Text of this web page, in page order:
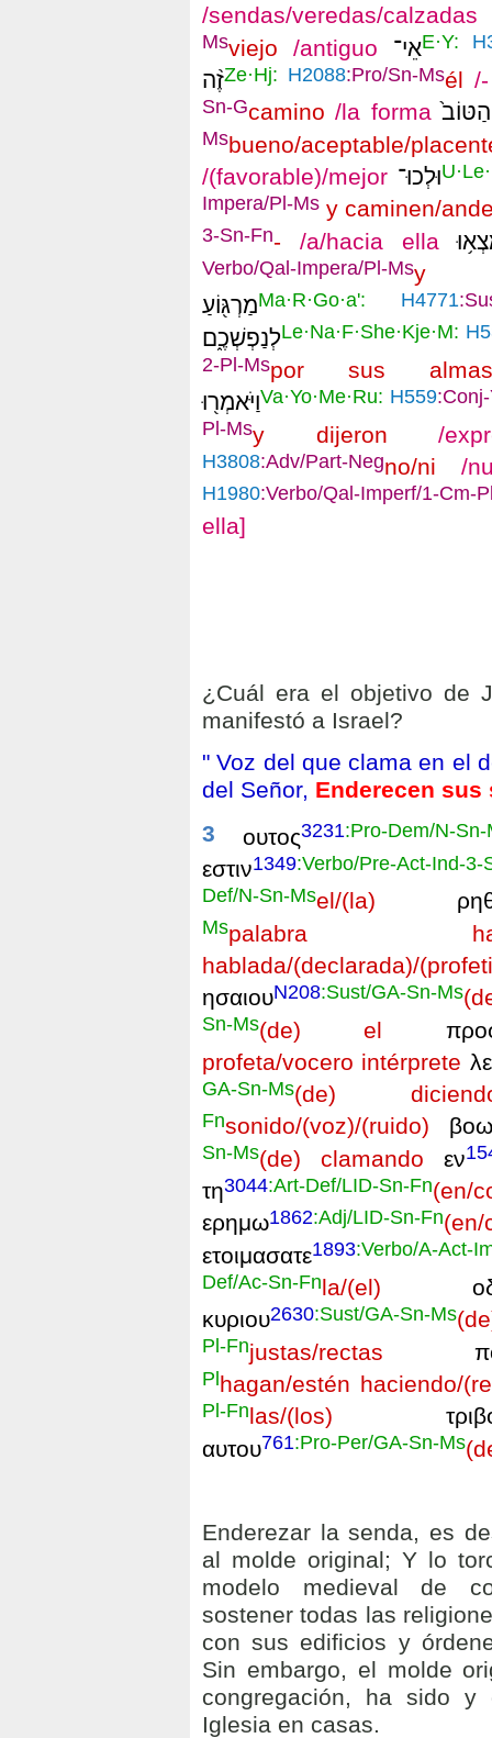
/sendas/veredas/calzadas
Msviejo /antiguo אֵי־E·Y:
זֶ֨הZe·Hj: H2088:Pro/Sn-Msél /-
Sn-Gcamino /la forma הַטּוֹב֙
Msbueno/aceptable/
/(favorable)/mejor וּלְכוּ־
Impera/Pl-Ms y caminen/
3-Sn-Fn- /a/hacia ella
Verbo/Qal-Impera/Pl-Msy
מַרְגּ֖וֹעַMa·R·Go·a': H4771
לְנַפְשְׁכֶ֑םLe·Na·F·She·Kje·M:
2-Pl-Mspor sus almas
וַיֹּאמְר֖וּVa·Yo·Me·Ru: H559
Pl-Msy dijeron /
H3808:Adv/Part-Negno/ni /
H1980:Verbo/Qal-Imperf/1-Cm-
ella]
¿Cuál era el objetivo de
manifestó a Israel?
" Voz del que clama en el
del Señor, Enderecen sus
3 ουτος3231:Pro-Dem/N-Sn-
εστιν1349:Verbo/Pre-Act-Ind-3-
Def/N-Sn-Msel/(la)
Mspalabra
hablada/(declarada)/
ησαιουN208:Sust/GA-Sn-Ms
Sn-Ms(de) el
profeta/vocero intérprete
GA-Sn-Ms(de)
Fnsonido/(voz)/(ruido)
Sn-Ms(de) clamando εν
τη3044:Art-Def/LID-Sn-Fn
ερημω1862:Adj/LID-Sn-Fn
ετοιμασατε1893:Verbo/A-Act-
Def/Ac-Sn-Fnla/(el)
κυριου2630:Sust/GA-Sn-Ms
Pl-Fnjustas/rectas
Plhagan/estén haciendo/
Pl-Fnlas/(los)
αυτου761:Pro-Per/GA-Sn-Ms
Enderezar la senda, es
al molde original; Y lo
modelo medieval de
sostener todas las
con sus edificios y
Sin embargo, el molde
congregación, ha sido
Iglesia en casas.